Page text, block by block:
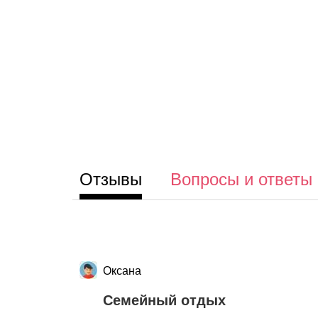
Отзывы Вопросы и ответы
Оксана
Семейный отдых